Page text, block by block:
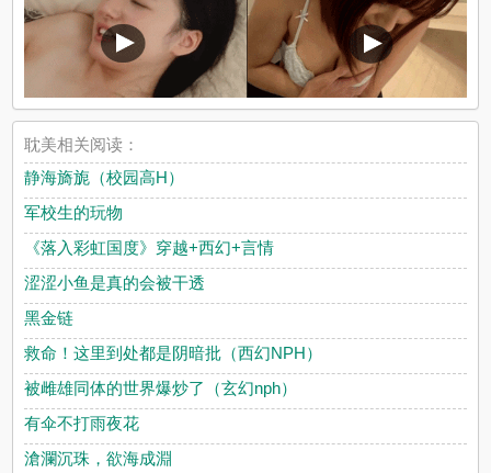
耽美相关阅读：
静海旖旎（校园高H）
军校生的玩物
《落入彩虹国度》穿越+西幻+言情
涩涩小鱼是真的会被干透
黑金链
救命！这里到处都是阴暗批（西幻NPH）
被雌雄同体的世界爆炒了（玄幻nph）
有伞不打雨夜花
滄瀾沉珠，欲海成淵